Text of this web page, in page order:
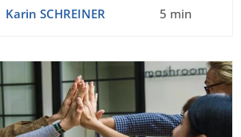
Karin SCHREINER 5 min